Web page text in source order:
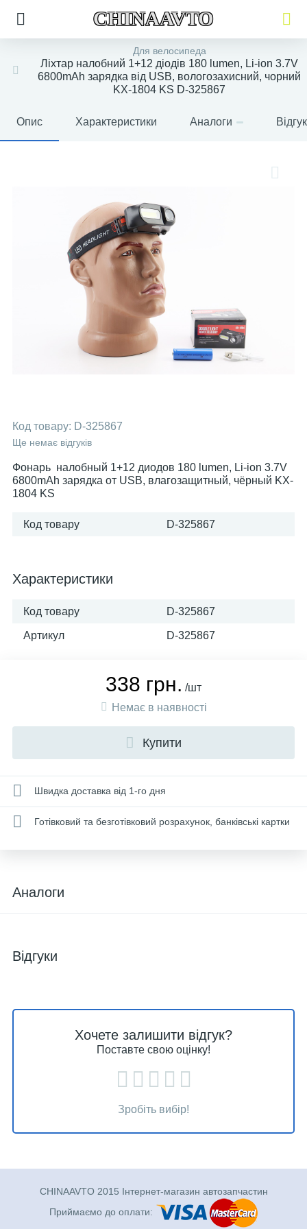
CHINAAVTO
Для велосипеда
Ліхтар налобний 1+12 діодів 180 lumen, Li-ion 3.7V
6800mAh зарядка від USB, вологозахисний, чорний
KX-1804 KS D-325867
Опис Характеристики Аналоги
Код товару: D-325867
Ще немає відгуків
Фонарь налобный 1+12 диодов 180 lumen, Li-ion 3.7V
6800mAh зарядка от USB, влагозащитный, чёрный KX-
1804 KS
Код товару D-325867
Характеристики
Код товару D-325867
Артикул D-325867
338 грн. /шт
Немає в наявності
Купити
Швидка доставка від 1-го дня
Готівковий та безготівковий розрахунок, банківські картки
Аналоги
Відгуки
Хочете залишити відгук?
Поставте свою оцінку!
Зробіть вибір!
CHINAAVTO 2015 Інтернет-магазин автозапчастин
Приймаємо до оплати: